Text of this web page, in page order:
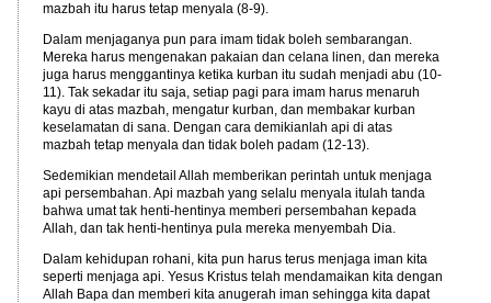
mazbah itu harus tetap menyala (8-9).
Dalam menjaganya pun para imam tidak boleh sembarangan.
Mereka harus mengenakan pakaian dan celana linen, dan mereka
juga harus menggantinya ketika kurban itu sudah menjadi abu (10-
11). Tak sekadar itu saja, setiap pagi para imam harus menaruh
kayu di atas mazbah, mengatur kurban, dan membakar kurban
keselamatan di sana. Dengan cara demikianlah api di atas
mazbah tetap menyala dan tidak boleh padam (12-13).
Sedemikian mendetail Allah memberikan perintah untuk menjaga
api persembahan. Api mazbah yang selalu menyala itulah tanda
bahwa umat tak henti-hentinya memberi persembahan kepada
Allah, dan tak henti-hentinya pula mereka menyembah Dia.
Dalam kehidupan rohani, kita pun harus terus menjaga iman kita
seperti menjaga api. Yesus Kristus telah mendamaikan kita dengan
Allah Bapa dan memberi kita anugerah iman sehingga kita dapat